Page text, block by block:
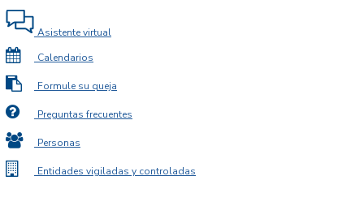
Asistente virtual
Calendarios
Formule su queja
Preguntas frecuentes
Personas
Entidades vigiladas y controladas